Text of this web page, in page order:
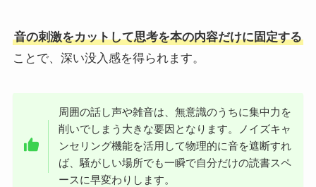
音の刺激をカットして思考を本の内容だけに固定する
ことで、深い没入感を得られます。
周囲の話し声や雑音は、無意識のうちに集中力を
削いでしまう大きな要因となります。ノイズキャ
ンセリング機能を活用して物理的に音を遮断すれ
ば、騒がしい場所でも一瞬で自分だけの読書スペ
ースに早変わりします。